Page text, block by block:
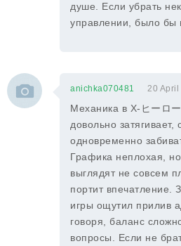
душе. Если убрать
управлении, было бы
anichka070481 20 April
Механика в X-ヒーロ
довольно затягивает,
одновременно
Графика неплохая,
выглядят не совсем
портит впечатление.
игры ощутил прилив
говоря, баланс
вопросы. Если не